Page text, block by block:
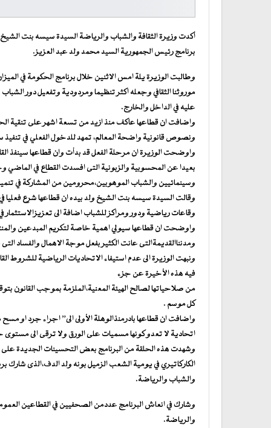
أكدت وزيرة الثقافة والشباب والرياضة السيدة سيسه بنت
برنامج رئيس الجمهورية السيد محمد ولد عبد العزيز.
وطالبت الوزيرة يلة امس الاثنين خلال برنامج الحكومة في
موروثنا الثقافي وجعله اكثر تنظيما ومردودية وتفعيل دور الشباب
عليه في الداخل والخارج.
واضافت ان قطاعها عاكف منذ ازيد من تسعة اشهر على تنقية
ونصوص قانونية واضحة المعالم، تمهد للدخول الفعلي في تنفيذ
واوضحت الوزيرة ان مرحلة الفعل قد بدأت وان قطاعها سينفذ
بعيدا عن المحسوبية والزبونية التى افسدت القطاع في
وسينمائيين والشباب الموهوبين،محرومين من المشاركة في
وقالت السيدة سيسه بنت الشيخ ولد بيده ان قطاعها شرع فعليا
وقاعات رياضية ودور ومراكز للشباب اضافة الى
واوضحت ان قطاعها سيولي اهمية خاصة لتكريم المبدعين
ومدنناالقديمةالتى عانت الكثير بفعل موجة الاهمال والفساد التى
ونبهت الوزيرة الى عدم استيفاء الاتحاديات الرياضية للشروط
فيه هذه الأخيرة عن جزء
من صلاحياتها لصالح الهيئة المعنية،الملزمة بموجب القانون
كل موسم .
اتحادية لا تعدو كونها مسميات على الورق ولا ترقى الى
وشهدت هذه الحلقة من البرنامج بعض التحسينات الجديدة على
الكاركاتيري في يومية الشعب الزميل بونه ولد الدف،الذى شارك
والشباب والرياضة.
وشارك في انعاش البرنامج عددمن الصحفيين في القطاعين
والرياضة.